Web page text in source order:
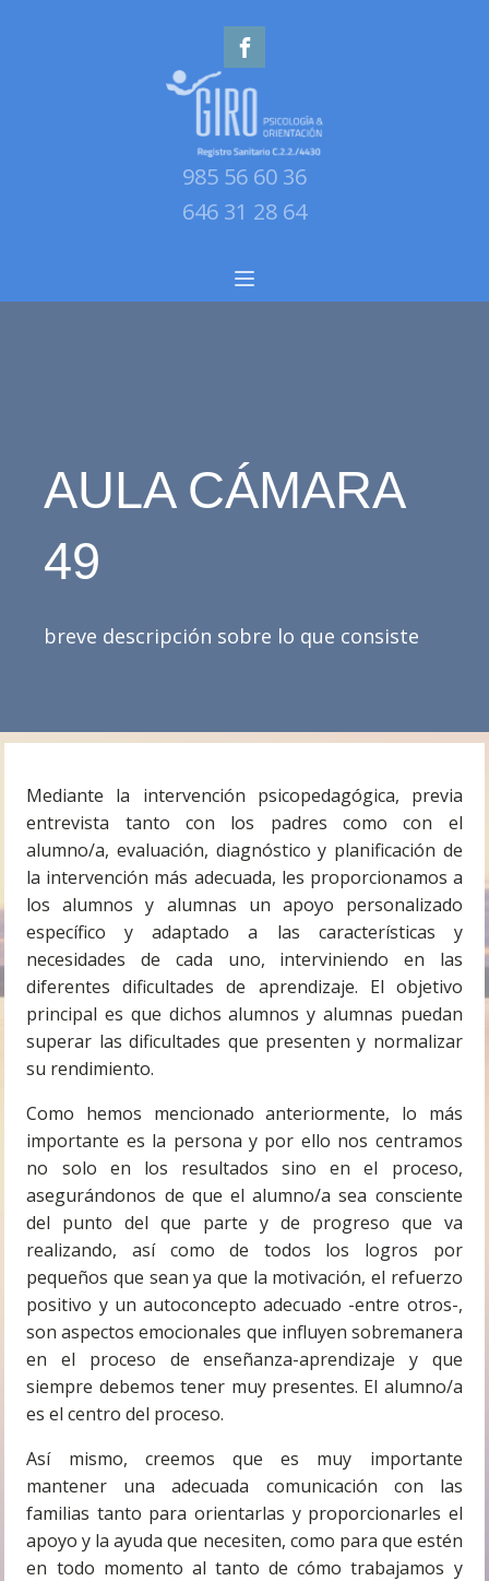
985 56 60 36
646 31 28 64
AULA CÁMARA
49
breve descripción sobre lo que consiste
Mediante la intervención psicopedagógica, previa
entrevista tanto con los padres como con el
alumno/a, evaluación, diagnóstico y planificación de
la intervención más adecuada, les proporcionamos a
los alumnos y alumnas un apoyo personalizado
específico y adaptado a las características y
necesidades de cada uno, interviniendo en las
diferentes dificultades de aprendizaje. El objetivo
principal es que dichos alumnos y alumnas puedan
superar las dificultades que presenten y normalizar
su rendimiento.
Como hemos mencionado anteriormente, lo más
importante es la persona y por ello nos centramos
no solo en los resultados sino en el proceso,
asegurándonos de que el alumno/a sea consciente
del punto del que parte y de progreso que va
realizando, así como de todos los logros por
pequeños que sean ya que la motivación, el refuerzo
positivo y un autoconcepto adecuado -entre otros-,
son aspectos emocionales que influyen sobremanera
en el proceso de enseñanza-aprendizaje y que
siempre debemos tener muy presentes. El alumno/a
es el centro del proceso.
Así mismo, creemos que es muy importante
mantener una adecuada comunicación con las
familias tanto para orientarlas y proporcionarles el
apoyo y la ayuda que necesiten, como para que estén
en todo momento al tanto de cómo trabajamos y